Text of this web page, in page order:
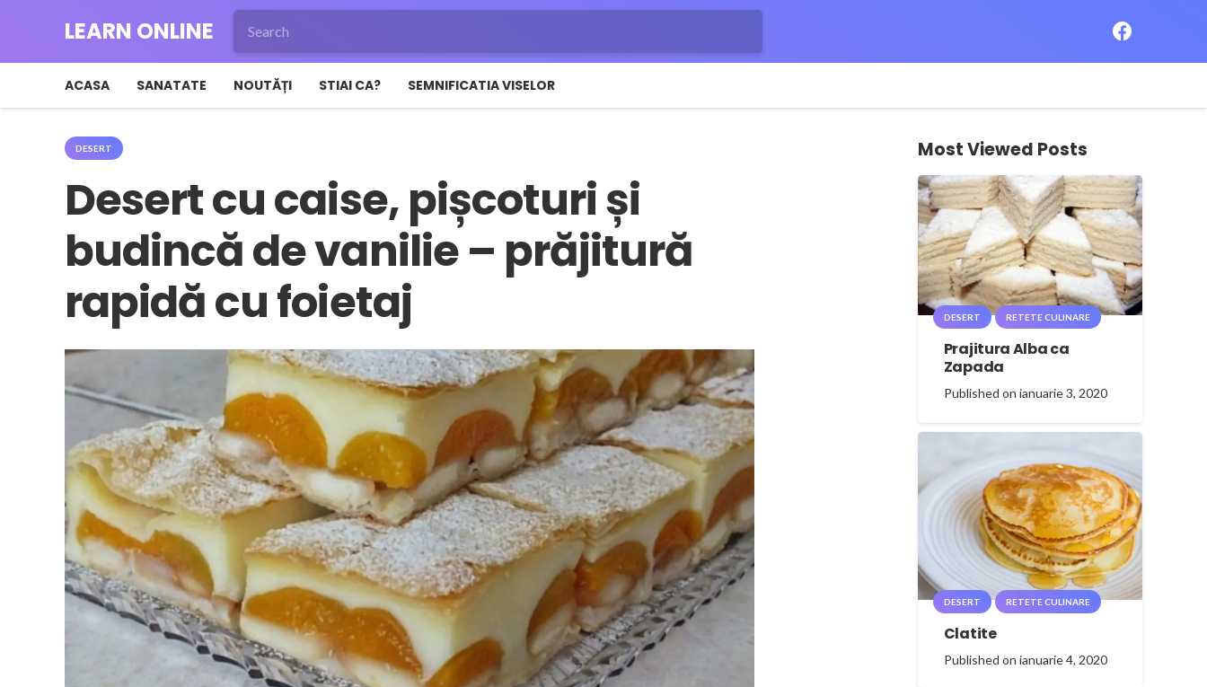
LEARN ONLINE
ACASA SANATATE NOUTĂȚI STIAI CA? SEMNIFICATIA VISELOR
DESERT
Desert cu caise, pișcoturi și
budincă de vanilie – prăjitură
rapidă cu foietaj
Most Viewed Posts
DESERT RETETE CULINARE
Prajitura Alba ca
Zapada
Published on ianuarie 3, 2020
DESERT RETETE CULINARE
Clatite
Published on ianuarie 4, 2020